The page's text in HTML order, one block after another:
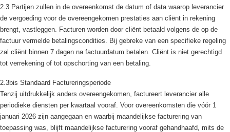
2.3 Partijen zullen in de overeenkomst de datum of data waarop leverancier
de vergoeding voor de overeengekomen prestaties aan cliënt in rekening
brengt, vastleggen. Facturen worden door cliënt betaald volgens de op de
factuur vermelde betalingscondities. Bij gebreke van een specifieke regeling
zal cliënt binnen 7 dagen na factuurdatum betalen. Cliënt is niet gerechtigd
tot verrekening of tot opschorting van een betaling.
2.3bis Standaard Factureringsperiode
Tenzij uitdrukkelijk anders overeengekomen, factureert leverancier alle
periodieke diensten per kwartaal vooraf. Voor overeenkomsten die vóór 1
januari 2026 zijn aangegaan en waarbij maandelijkse facturering van
toepassing was, blijft maandelijkse facturering vooraf gehandhaafd, mits de